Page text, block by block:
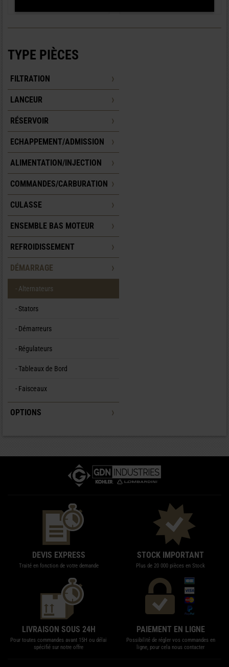
TYPE PIÈCES
FILTRATION
LANCEUR
RÉSERVOIR
ECHAPPEMENT/ADMISSION
ALIMENTATION/INJECTION
COMMANDES/CARBURATION
CULASSE
ENSEMBLE BAS MOTEUR
REFROIDISSEMENT
DÉMARRAGE
- Alternateurs
- Stators
- Démarreurs
- Régulateurs
- Tableaux de Bord
- Faisceaux
OPTIONS
DEVIS EXPRESS
Traité en fonction de votre demande
STOCK IMPORTANT
Plus de 20 000 pièces en Stock
LIVRAISON SOUS 24H
Pour toutes commandes avant 15H ou délai
spécifié sur notre offre
PAIEMENT EN LIGNE
Possibilité de régler vos commandes en
ligne, pour cela nous contacter